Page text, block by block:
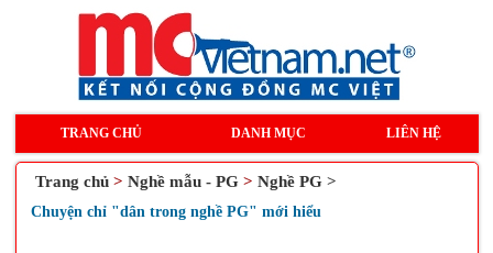
TRANG CHỦ DANH MỤC LIÊN HỆ
Trang chủ > Nghề mẫu - PG> Nghề PG >
Chuyện chỉ "dân trong nghề PG" mới hiểu